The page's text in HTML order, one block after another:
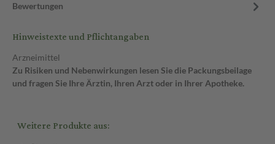
Bewertungen
Hinweistexte und Pflichtangaben
Arzneimittel
Zu Risiken und Nebenwirkungen lesen Sie die Packungsbeilage
und fragen Sie Ihre Ärztin, Ihren Arzt oder in Ihrer Apotheke.
Weitere Produkte aus: